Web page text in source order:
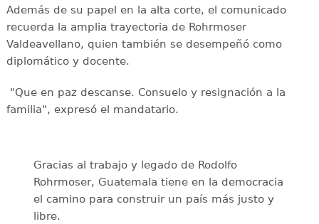
Además de su papel en la alta corte, el comunicado
recuerda la amplia trayectoria de Rohrmoser
Valdeavellano, quien también se desempeñó como
diplomático y docente.
"Que en paz descanse. Consuelo y resignación a la
familia", expresó el mandatario.
Gracias al trabajo y legado de Rodolfo
Rohrmoser, Guatemala tiene en la democracia
el camino para construir un país más justo y
libre.